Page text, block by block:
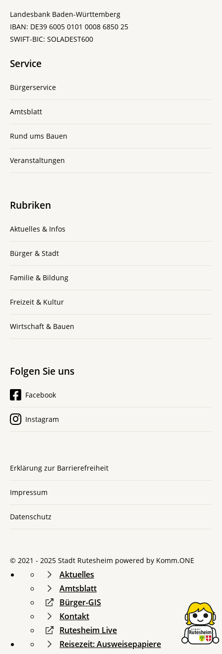
Landesbank Baden-Württemberg
IBAN: DE39 6005 0101 0008 6850 25
SWIFT-BIC: SOLADEST600
Service
Bürgerservice
Amtsblatt
Rund ums Bauen
Veranstaltungen
Rubriken
Aktuelles & Infos
Bürger & Stadt
Familie & Bildung
Freizeit & Kultur
Wirtschaft & Bauen
Folgen Sie uns
Facebook
Instagram
Erklärung zur Barrierefreiheit
Impressum
Datenschutz
© 2021 - 2025 Stadt Rutesheim powered by Komm.ONE
Aktuelles
Amtsblatt
Bürger-GIS
Kontakt
Rutesheim Live
Reisezeit: Ausweisepapiere